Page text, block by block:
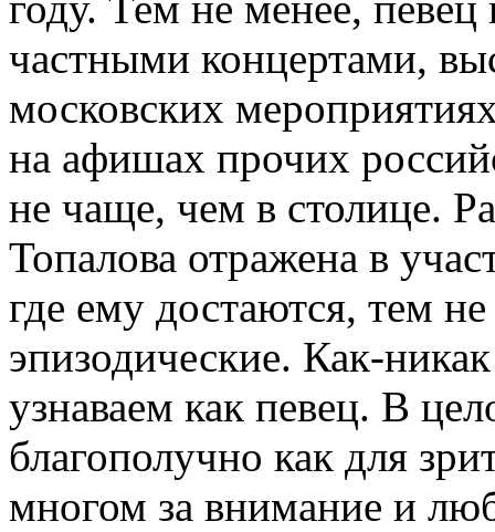
частными концертами,
московских
на афишах прочих
не чаще, чем в столице.
Топалова отражена в
где ему достаются, тем
эпизодические. Как-
узнаваем как певец. В
благополучно как для
многом за внимание и